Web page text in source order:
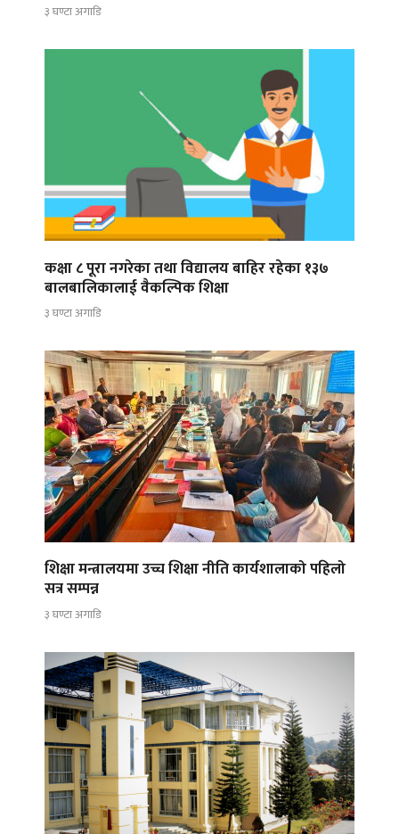
३ घण्टा अगाडि
कक्षा ८ पूरा नगरेका तथा विद्यालय बाहिर रहेका १३७
बालबालिकालाई वैकल्पिक शिक्षा
३ घण्टा अगाडि
शिक्षा मन्त्रालयमा उच्च शिक्षा नीति कार्यशालाको पहिलो
सत्र सम्पन्न
३ घण्टा अगाडि